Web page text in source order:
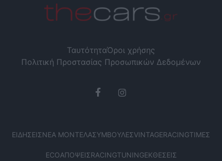
ΤαυτότηταΌροι χρήσης
Πολιτική Προστασίας Προσωπικών Δεδομένων
ΕΙΔΉΣΕΙΣΝΈΑ ΜΟΝΤΈΛΑΣΥΜΒΟΥΛΈΣVINTAGERACINGΤΙΜΈΣ
ECOΑΠΌΨΕΙΣRACINGTUNINGΕΚΘΈΣΕΙΣ